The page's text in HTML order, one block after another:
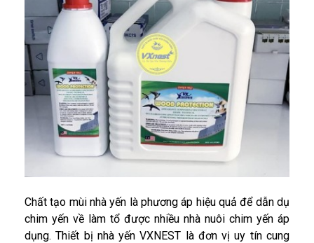
Chất tạo mùi nhà yến là phương áp hiệu quả để dẫn dụ
chim yến về làm tổ được nhiều nhà nuôi chim yến áp
dụng. Thiết bị nhà yến VXNEST là đơn vị uy tín cung